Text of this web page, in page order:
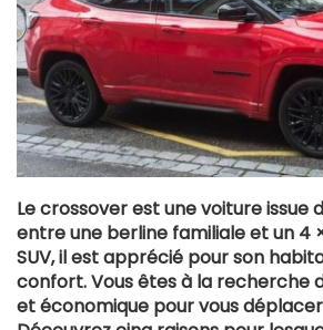
Le crossover est une voiture issue
entre une berline familiale et un 4
SUV, il est apprécié pour son
confort. Vous êtes à la recherche
et économique pour vous